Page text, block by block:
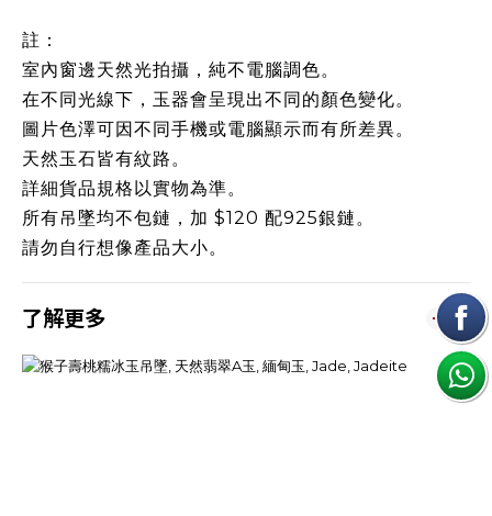
註：
室內窗邊天然光拍攝，純不電腦調色。
在不同光線下，玉器會呈現出不同的顏色變化。
圖片色澤可因不同手機或電腦顯示而有所差異。
天然玉石皆有紋路。
詳細貨品規格以實物為準。
所有吊墜均不包鏈，加 $120 配925銀鏈。
請勿自行想像產品大小。
了解更多